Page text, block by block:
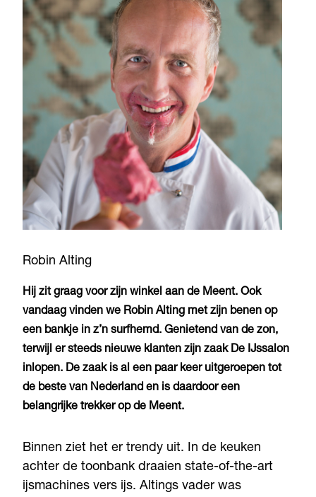
Robin Alting
Hij zit graag voor zijn winkel aan de Meent. Ook
vandaag vinden we Robin Alting met zijn benen op
een bankje in z’n surfhemd. Genietend van de zon,
terwijl er steeds nieuwe klanten zijn zaak De IJssalon
inlopen. De zaak is al een paar keer uitgeroepen tot
de beste van Nederland en is daardoor een
belangrijke trekker op de Meent.
Binnen ziet het er trendy uit. In de keuken
achter de toonbank draaien state-of-the-art
ijsmachines vers ijs. Altings vader was